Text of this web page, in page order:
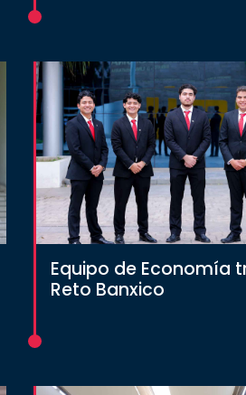
Equipo de Economía
Reto Banxico